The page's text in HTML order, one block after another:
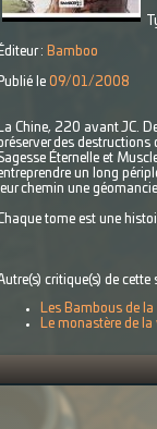
Éditeur : Bamboo
Publié le 09/01/2008
La Chine, 220 avant JC.
des destructions
Éternelle et
un long
leur chemin une
tome est une
critique(s) de cette
Les Bambous de
Le monastère de